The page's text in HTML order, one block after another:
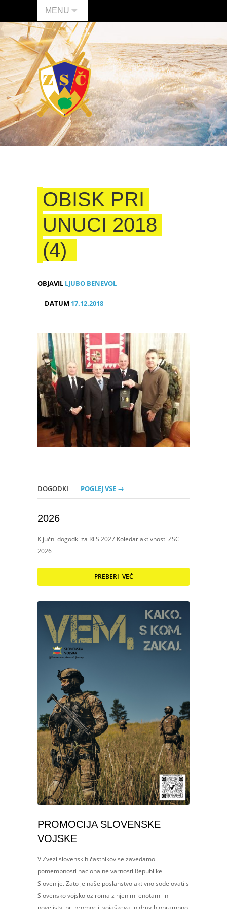
MENU
OBISK PRI
UNUCI 2018
(4)
OBJAVIL LJUBO BENEVOL
DATUM 17.12.2018
DOGODKI POGLEJ VSE →
2026
Ključni dogodki za RLS 2027 Koledar aktivnosti ZSC
2026
PREBERI VEČ
PROMOCIJA SLOVENSKE
VOJSKE
V Zvezi slovenskih častnikov se zavedamo
pomembnosti nacionalne varnosti Republike
Slovenije. Zato je naše poslanstvo aktivno sodelovati s
Slovensko vojsko oziroma z njenimi enotami in